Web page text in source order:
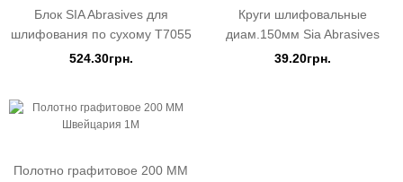
Блок SIA Abrasives для
шлифования по сухому Т7055
524.30грн.
Круги шлифовальные
диам.150мм Sia Abrasives
39.20грн.
Полотно графитовое 200 ММ